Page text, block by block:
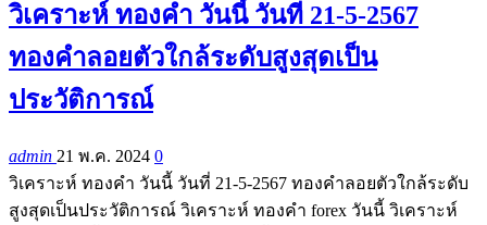
วิเคราะห์ ทองคำ วันนี้ วันที่ 21-5-2567
ทองคำลอยตัวใกล้ระดับสูงสุดเป็น
ประวัติการณ์
admin 21 พ.ค. 2024 0
วิเคราะห์ ทองคำ วันนี้ วันที่ 21-5-2567 ทองคำลอยตัวใกล้ระดับ
สูงสุดเป็นประวัติการณ์ วิเคราะห์ ทองคำ forex วันนี้ วิเคราะห์